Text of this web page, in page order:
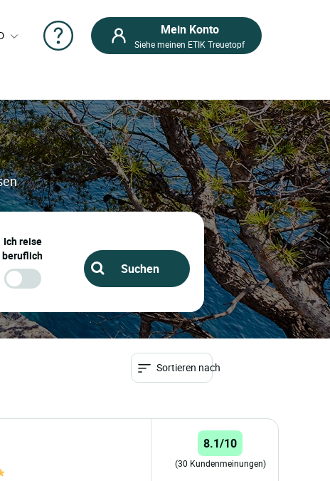
Mein Konto
Siehe meinen ETIK Treuetopf
Ich reise
beruflich
Sortieren nach
8.1/10
(30 Kundenmeinungen)